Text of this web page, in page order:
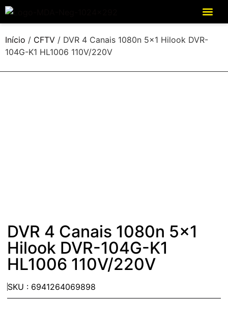
Início / CFTV / DVR 4 Canais 1080n 5×1 Hilook DVR-
104G-K1 HL1006 110V/220V
DVR 4 Canais 1080n 5×1
Hilook DVR-104G-K1
HL1006 110V/220V
SKU : 6941264069898